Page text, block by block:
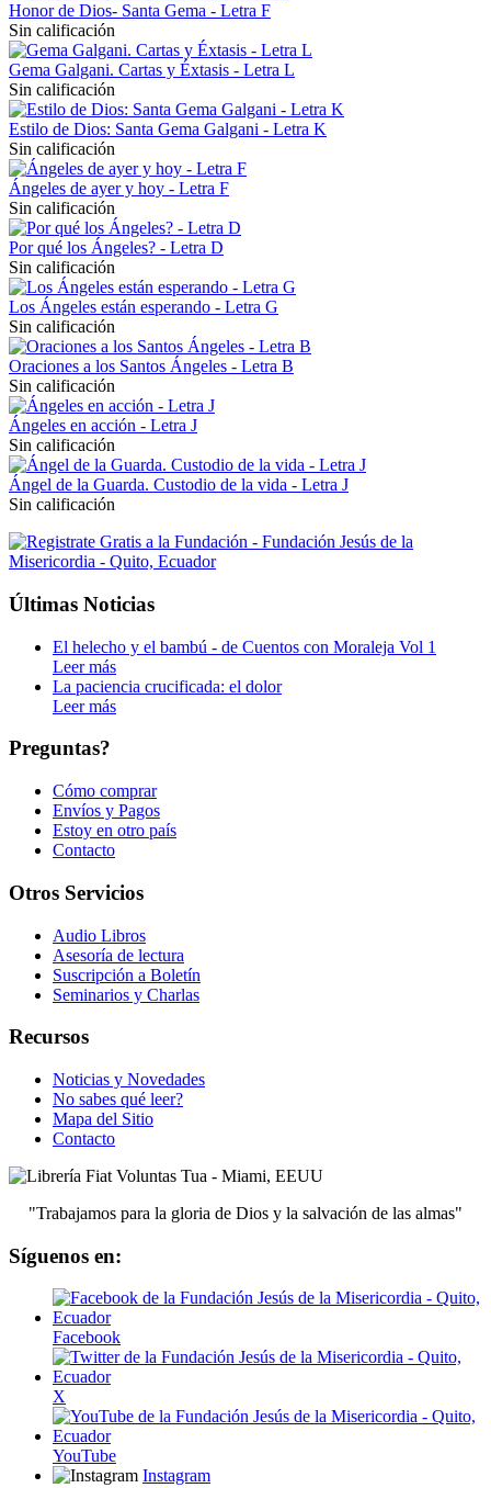
Honor de Dios- Santa Gema - Letra F
Sin calificación
Gema Galgani. Cartas y Éxtasis - Letra L
Sin calificación
Estilo de Dios: Santa Gema Galgani - Letra K
Sin calificación
Ángeles de ayer y hoy - Letra F
Sin calificación
Por qué los Ángeles? - Letra D
Sin calificación
Los Ángeles están esperando - Letra G
Sin calificación
Oraciones a los Santos Ángeles - Letra B
Sin calificación
Ángeles en acción - Letra J
Sin calificación
Ángel de la Guarda. Custodio de la vida - Letra J
Sin calificación
Últimas Noticias
El helecho y el bambú - de Cuentos con Moraleja Vol 1
Leer más
La paciencia crucificada: el dolor
Leer más
Preguntas?
Cómo comprar
Envíos y Pagos
Estoy en otro país
Contacto
Otros Servicios
Audio Libros
Asesoría de lectura
Suscripción a Boletín
Seminarios y Charlas
Recursos
Noticias y Novedades
No sabes qué leer?
Mapa del Sitio
Contacto
"Trabajamos para la gloria de Dios y la salvación de las almas"
Síguenos en:
Facebook
X
YouTube
Instagram